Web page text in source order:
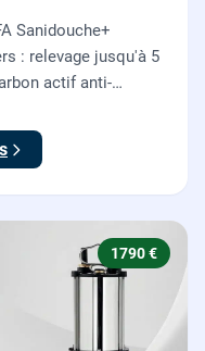
Sanidouche+
: relevage jusqu'à 5
actif anti-
1790 €